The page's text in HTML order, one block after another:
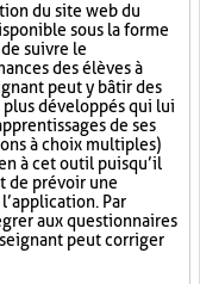
du site web du
sous la forme
suivre le
des élèves à
peut y bâtir des
développés qui lui
de ses
à choix multiples)
à cet outil puisqu’il
de prévoir une
Par
aux questionnaires
peut corriger